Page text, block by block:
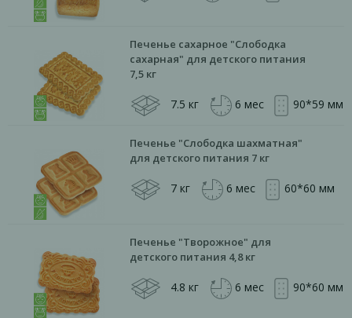
Печенье сахарное "Слободка
сахарная" для детского питания
7,5 кг
7.5 кг 6 мес 90*59 мм
Печенье "Слободка шахматная"
для детского питания 7 кг
7 кг 6 мес 60*60 мм
Печенье "Творожное" для
детского питания 4,8 кг
4.8 кг 6 мес 90*60 мм